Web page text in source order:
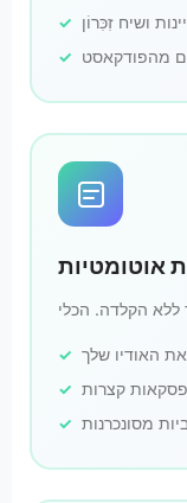
ושיח זִכִּרוֹן
מהפודקאסט
אוטומטיות
האודיו שלך
קצרות
מסונכרנות